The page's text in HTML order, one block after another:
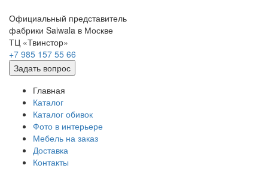
Официальный представитель
фабрики Saiwala в Москве
ТЦ «Твинстор»
+7 985 157 55 66
Задать вопрос
Главная
Каталог
Каталог обивок
Фото в интерьере
Мебель на заказ
Доставка
Контакты